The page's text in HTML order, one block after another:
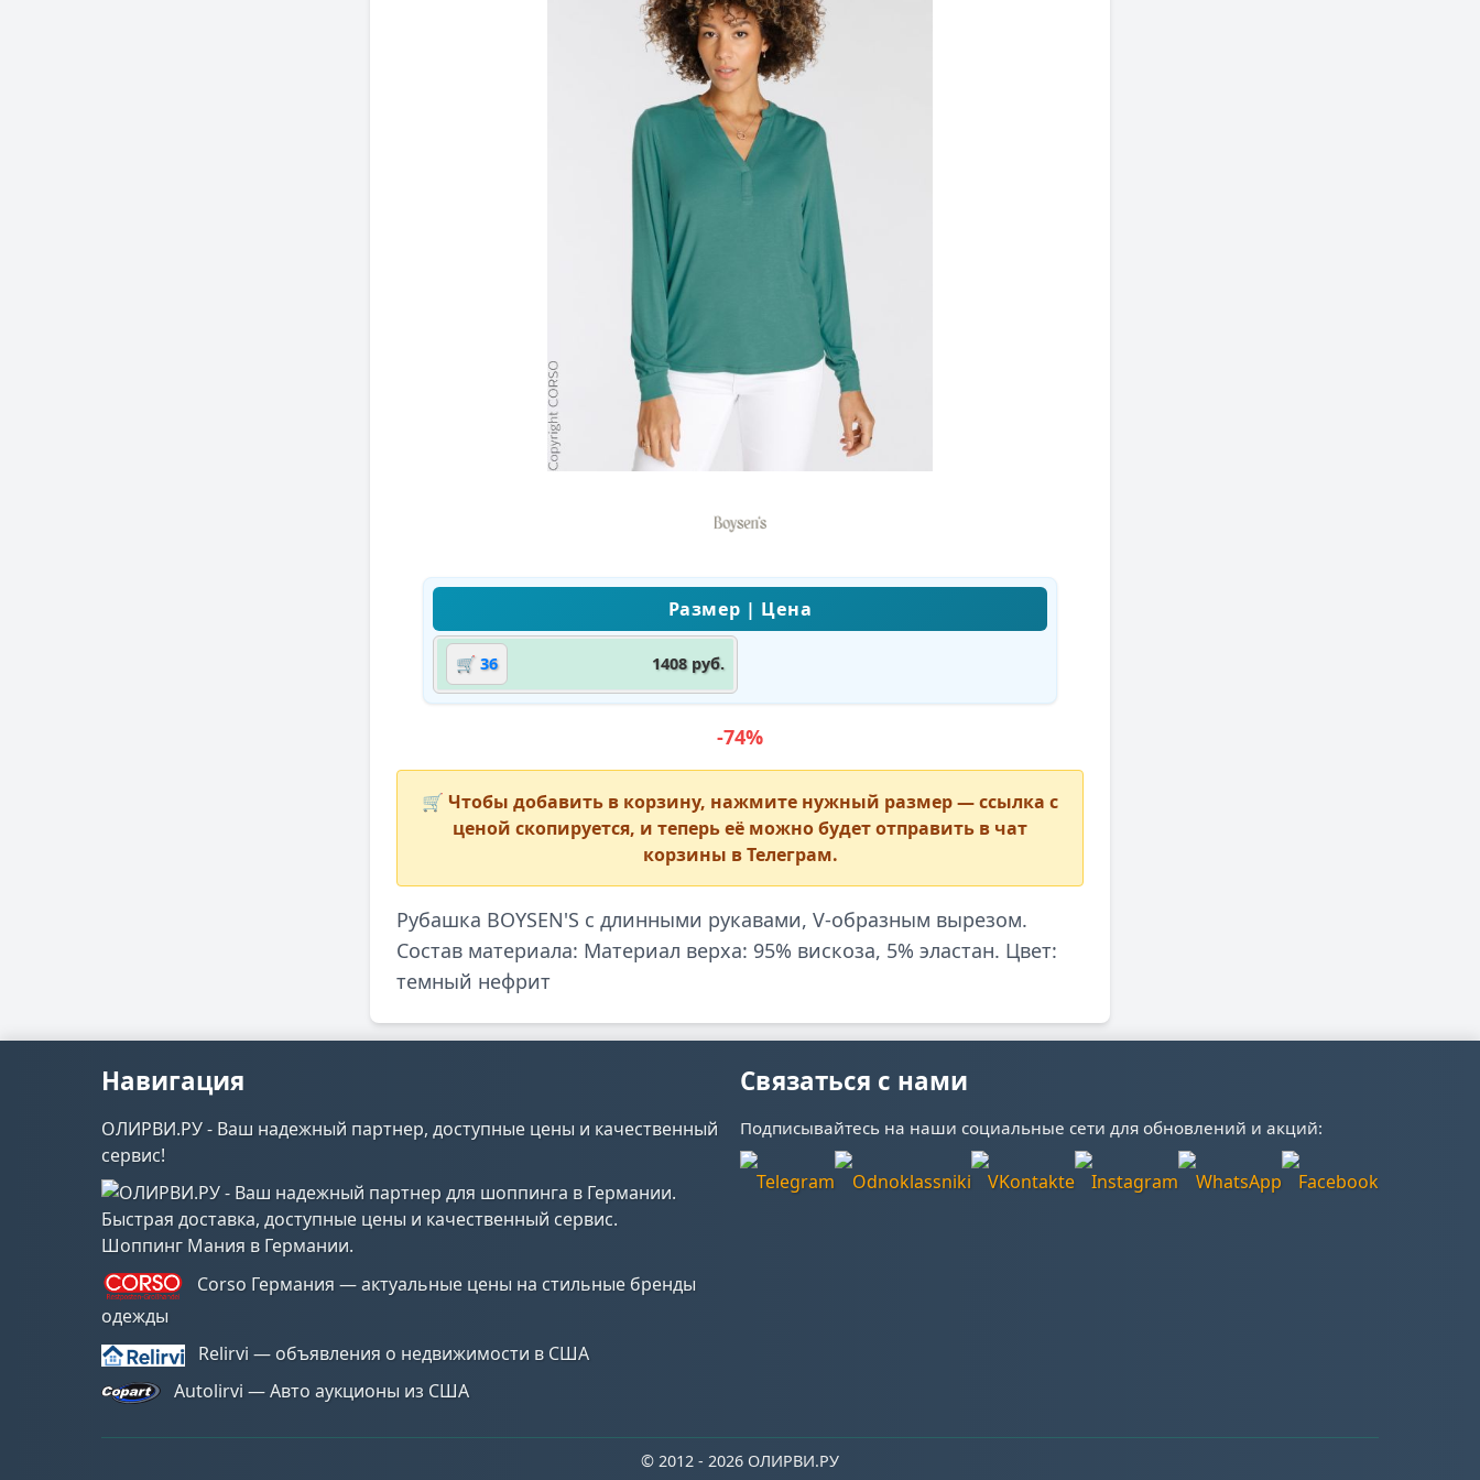
🛒 36 1408 руб.
-74%
🛒 Чтобы добавить в корзину, нажмите нужный размер— ссылка с
ценой скопируется, и теперь её можно будет отправить в чат
корзины в Телеграм.
Рубашка BOYSEN'S с длинными рукавами, V-образным вырезом.
Состав материала: Материал верха: 95% вискоза, 5% эластан. Цвет:
темный нефрит
Навигация
ОЛИРВИ.РУ - Ваш надежный партнер, доступные цены и качественный
сервис!
Шоппинг Мания в Германии.
Corso Германия — актуальные цены на стильные бренды
одежды
Relirvi — объявления о недвижимости в США
Autolirvi — Авто аукционы из США
Связаться с нами
Подписывайтесь на наши социальные сети для обновлений и акций:
© 2012 - 2026 ОЛИРВИ.РУ